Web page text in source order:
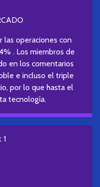
las operaciones con
. Los miembros de
en los comentarios
e incluso el triple
por lo que hasta el
tecnología.